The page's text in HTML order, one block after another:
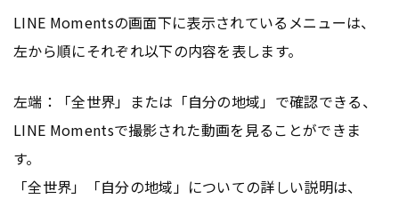
LINE Momentsの画面下に表示されているメニューは、
左から順にそれぞれ以下の内容を表します。
左端：「全世界」または「自分の地域」で確認できる、
LINE Momentsで撮影された動画を見ることができま
す。
「全世界」「自分の地域」についての詳しい説明は、